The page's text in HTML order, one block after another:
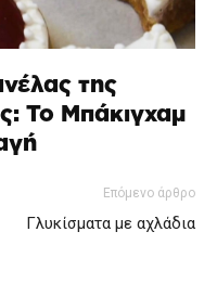
της
Το Μπάκιγχαμ
Επόμενο άρθρο
Γλυκίσματα με αχλάδια